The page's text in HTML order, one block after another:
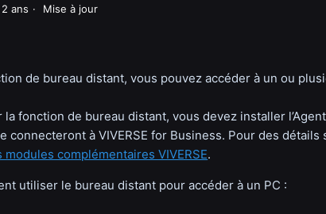
ans Mise à jour
de bureau distant, vous pouvez accéder à un ou
fonction de bureau distant, vous devez installer
connecteront à VIVERSE for Business. Pour des détails
modules complémentaires VIVERSE.
utiliser le bureau distant pour accéder à un PC :